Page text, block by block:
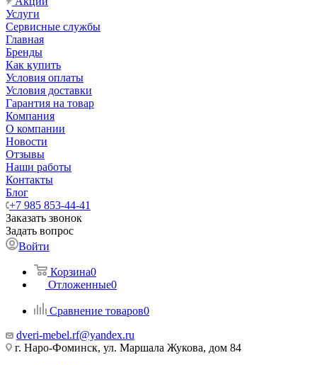
Услуги
Сервисные службы
Главная
Бренды
Как купить
Условия оплаты
Условия доставки
Гарантия на товар
Компания
О компании
Новости
Отзывы
Наши работы
Контакты
Блог
+7 985 853-44-41
Заказать звонок
Задать вопрос
Войти
Корзина0
Отложенные0
Сравнение товаров0
dveri-mebel.rf@yandex.ru
г. Наро-Фоминск, ул. Маршала Жукова, дом 84